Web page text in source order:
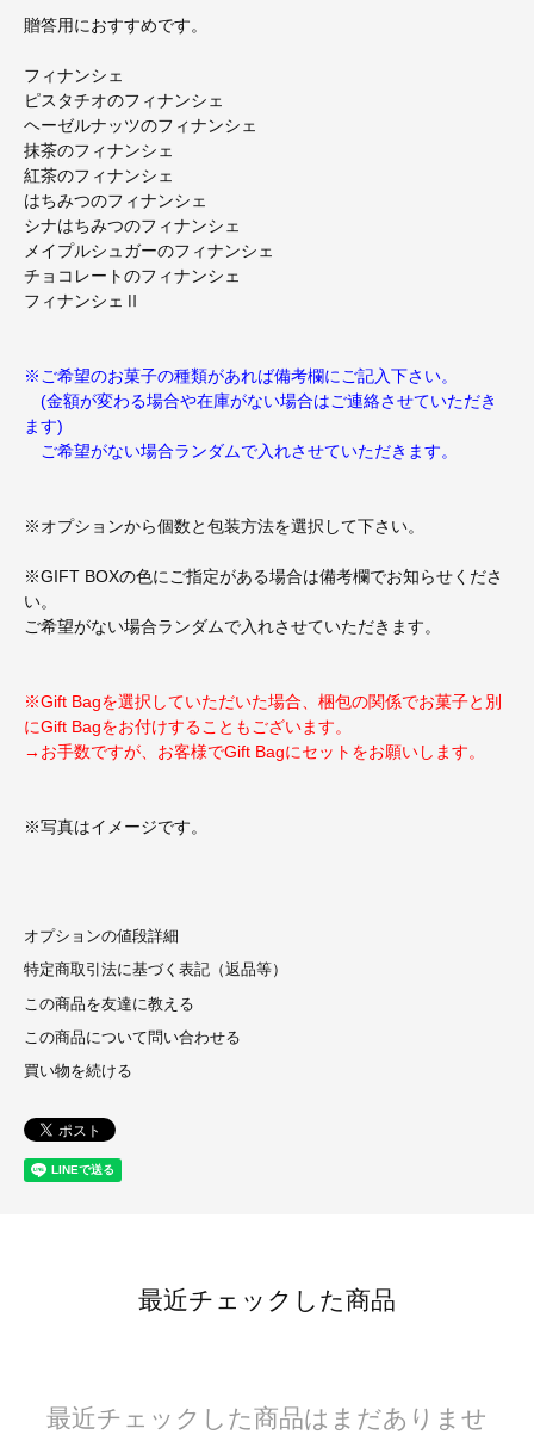
贈答用におすすめです。
フィナンシェ
ピスタチオのフィナンシェ
ヘーゼルナッツのフィナンシェ
抹茶のフィナンシェ
紅茶のフィナンシェ
はちみつのフィナンシェ
シナはちみつのフィナンシェ
メイプルシュガーのフィナンシェ
チョコレートのフィナンシェ
フィナンシェⅡ
※ご希望のお菓子の種類があれば備考欄にご記入下さい。
(金額が変わる場合や在庫がない場合はご連絡させていただき
ます)
ご希望がない場合ランダムで入れさせていただきます。
※オプションから個数と包装方法を選択して下さい。
※GIFT BOXの色にご指定がある場合は備考欄でお知らせくださ
い。
ご希望がない場合ランダムで入れさせていただきます。
※Gift Bagを選択していただいた場合、梱包の関係でお菓子と別
にGift Bagをお付けすることもございます。
→お手数ですが、お客様でGift Bagにセットをお願いします。
※写真はイメージです。
オプションの値段詳細
特定商取引法に基づく表記（返品等）
この商品を友達に教える
この商品について問い合わせる
買い物を続ける
最近チェックした商品
最近チェックした商品はまだありませ